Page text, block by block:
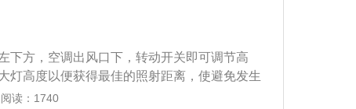
，数字越大高度越低。大多数状况下，0的位
高度，适合前排有人，行李箱空载的情况。1-
的情况。
下方，空调出风口下，转动开关即可调节高
灯高度以便获得最佳的照射距离，使避免发生
一般利用电动机通过电动方式调节大灯的高
阅读：1740